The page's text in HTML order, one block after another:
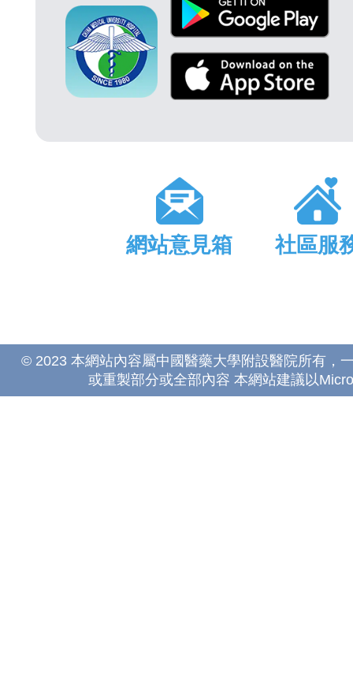
網站意見箱 社區服
© 2023 本網站內容屬中國醫藥大學附設醫院所有，
或重製部分或全部內容 本網站建議以